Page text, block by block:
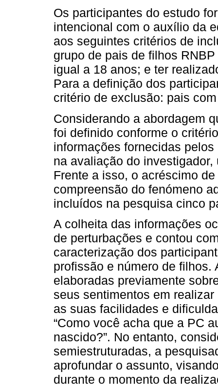
Os participantes do estudo
intencional com o auxílio da
aos seguintes critérios de
grupo de pais de filhos
igual a 18 anos; e ter
Para a definição dos
critério de exclusão: pais
Considerando a abordagem
foi definido conforme o
informações fornecidas
na avaliação do
Frente a isso, o acréscimo
compreensão do fenómeno
incluídos na pesquisa cinco
A colheita das informações
de perturbações e contou
caracterização dos
profissão e número de filhos.
elaboradas previamente
seus sentimentos em realizar
as suas facilidades e
“Como você acha que a PC
nascido?”. No entanto,
semiestruturadas, a
aprofundar o assunto,
durante o momento da